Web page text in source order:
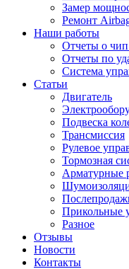
Замер
Ремонт
Наши работы
Отчеты о
Отчеты по
Система
Статьи
Двигатель
Подвеска
Трансмиссия
Рулевое
Тормозная
Арматурные
Прикольные
Разное
Отзывы
Новости
Контакты